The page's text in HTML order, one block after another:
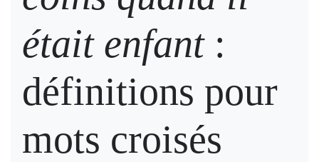
était enfant:
définitions pour
mots croisés